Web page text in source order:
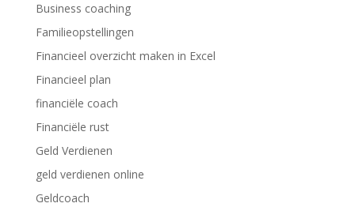
Business coaching
Familieopstellingen
Financieel overzicht maken in Excel
Financieel plan
financiële coach
Financiële rust
Geld Verdienen
geld verdienen online
Geldcoach